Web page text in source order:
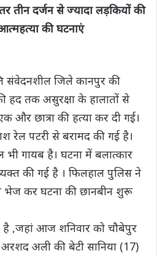
तीन दर्जन से ज्यादा लड़कियों की
की घटनाएं
संवेदनशील जिले कानपुर की
हद तक असुरक्षा के हालातों से
और छात्रा की हत्या कर दी गई।
रेल पटरी से बरामद की गई है।
गायब है। घटना में बलात्कार
की गई है । फिलहाल पुलिस ने
भेज कर घटना की छानबीन शुरू
है ,जहां आज शनिवार को चौबेपुर
अली की बेटी सानिया (17)